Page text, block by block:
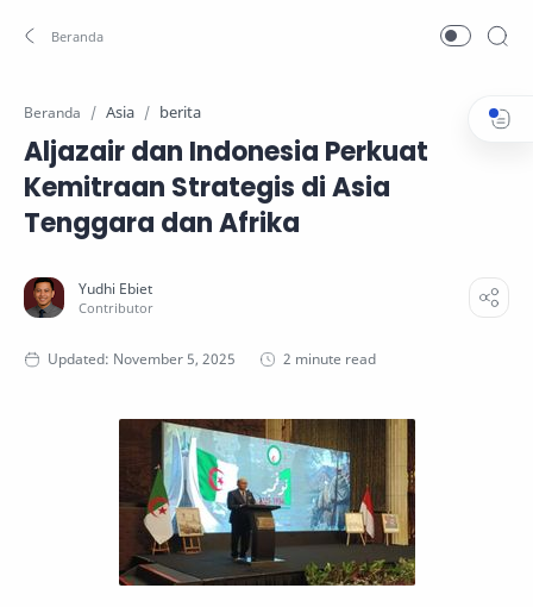
Beranda Asia berita
Aljazair dan Indonesia Perkuat
Kemitraan Strategis di Asia
Tenggara dan Afrika
2 minute read